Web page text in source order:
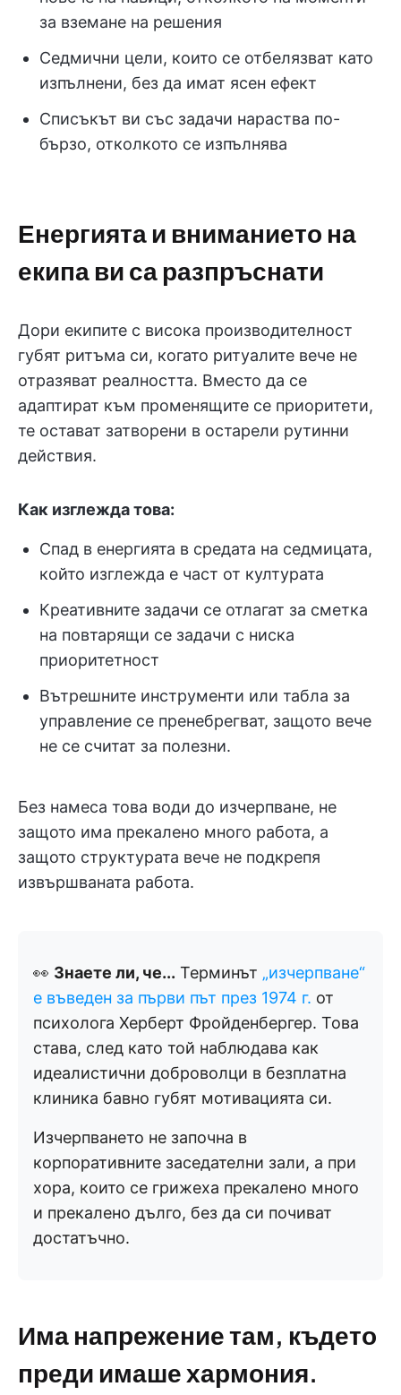
за вземане на решения
Седмични цели, които се отбелязват като
изпълнени, без да имат ясен ефект
Списъкът ви със задачи нараства по-
бързо, отколкото се изпълнява
Енергията и вниманието на
екипа ви са разпръснати
Дори екипите с висока производителност
губят ритъма си, когато ритуалите вече не
отразяват реалността. Вместо да се
адаптират към променящите се приоритети,
те остават затворени в остарели рутинни
действия.
Как изглежда това:
Спад в енергията в средата на седмицата,
който изглежда е част от културата
Креативните задачи се отлагат за сметка
на повтарящи се задачи с ниска
приоритетност
Вътрешните инструменти или табла за
управление се пренебрегват, защото вече
не се считат за полезни.
Без намеса това води до изчерпване, не
защото има прекалено много работа, а
защото структурата вече не подкрепя
извършваната работа.
👀 Знаете ли, че... Терминът „изчерпване“
е въведен за първи път през 1974 г. от
психолога Херберт Фройденбергер. Това
става, след като той наблюдава как
идеалистични доброволци в безплатна
клиника бавно губят мотивацията си.
Изчерпването не започна в
корпоративните заседателни зали, а при
хора, които се грижеха прекалено много
и прекалено дълго, без да си почиват
достатъчно.
Има напрежение там, където
преди имаше хармония.